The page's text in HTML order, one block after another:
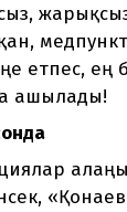
етпес, ең
ашылады!